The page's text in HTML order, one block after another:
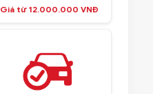
Giá từ 12.000.000 VNĐ